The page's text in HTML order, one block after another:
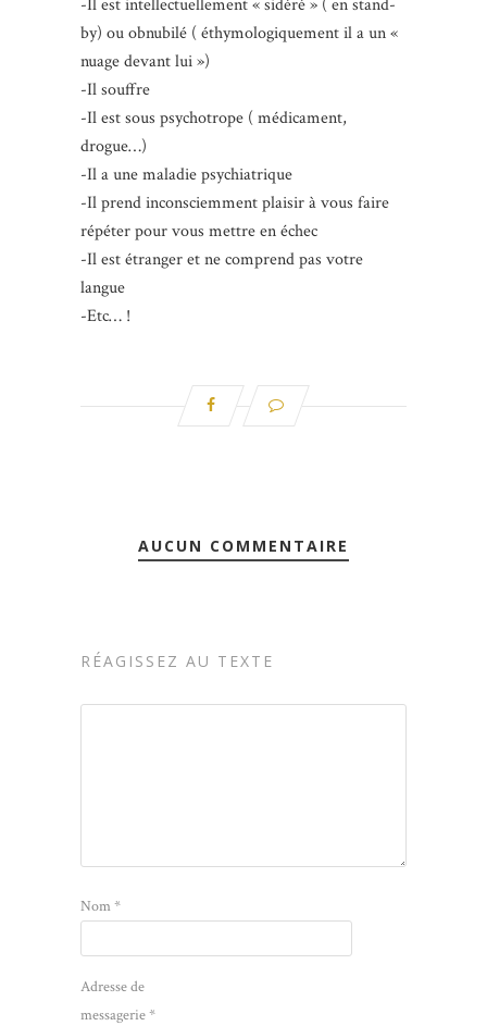
-Il est intellectuellement « sidéré » ( en stand-
by) ou obnubilé ( éthymologiquement il a un «
nuage devant lui »)
-Il souffre
-Il est sous psychotrope ( médicament,
drogue…)
-Il a une maladie psychiatrique
-Il prend inconsciemment plaisir à vous faire
répéter pour vous mettre en échec
-Il est étranger et ne comprend pas votre
langue
-Etc… !
AUCUN COMMENTAIRE
RÉAGISSEZ AU TEXTE
Nom*
Adresse de
messagerie*